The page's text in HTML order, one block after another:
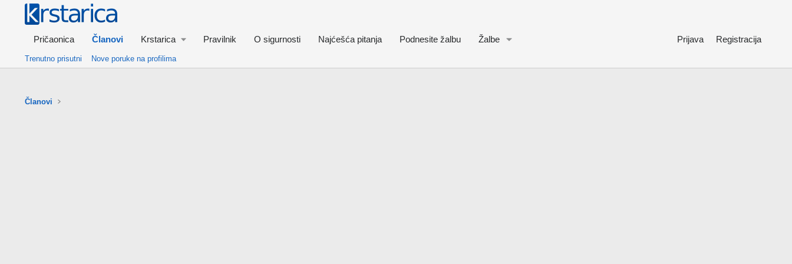
Pričaonica Članovi Krstarica Pravilnik O sigurnosti Najćešća pitanja Podnesite žalbu Žalbe Prijava Registracija
Trenutno prisutni Nove poruke na profilima
Članovi